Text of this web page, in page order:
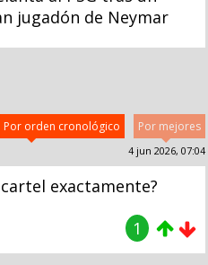
jugadón de Neymar
Por mejores
Por orden cronológico
4 jun 2026, 07:04
exactamente?
1